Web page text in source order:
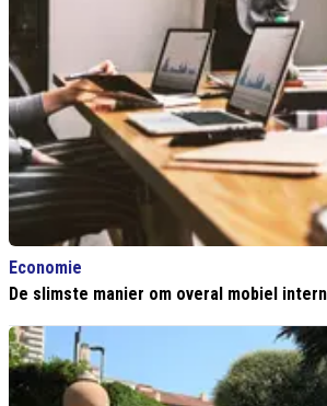
Economie
De slimste manier om overal mobiel